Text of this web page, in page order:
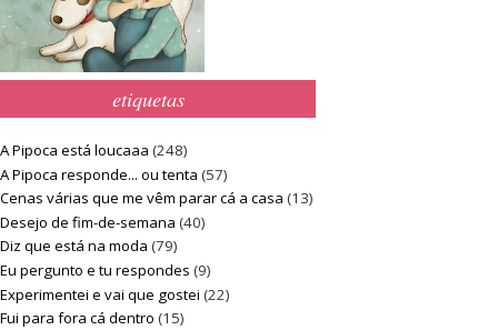
etiquetas
A Pipoca está loucaaa (248)
A Pipoca responde... ou tenta (57)
Cenas várias que me vêm parar cá a casa (13)
Desejo de fim-de-semana (40)
Diz que está na moda (79)
Eu pergunto e tu respondes (9)
Experimentei e vai que gostei (22)
Fui para fora cá dentro (15)